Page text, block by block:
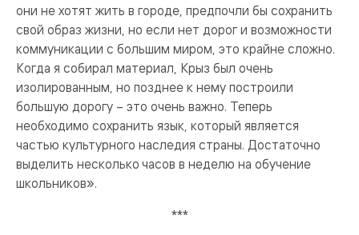
они не хотят жить в городе, предпочли бы сохранить
свой образ жизни, но если нет дорог и возможности
коммуникации с большим миром, это крайне сложно.
Когда я собирал материал, Крыз был очень
изолированным, но позднее к нему построили
большую дорогу – это очень важно. Теперь
необходимо сохранить язык, который является
частью культурного наследия страны. Достаточно
выделить несколько часов в неделю на обучение
школьников».
***